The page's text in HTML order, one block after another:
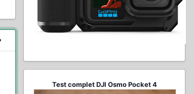
Test complet DJI Osmo Pocket 4